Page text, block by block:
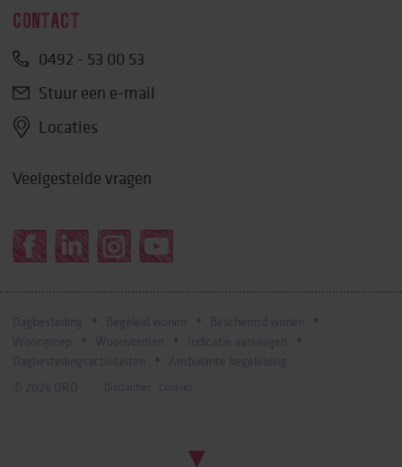
CONTACT
0492 - 53 00 53
Stuur een e-mail
Locaties
Veelgestelde vragen